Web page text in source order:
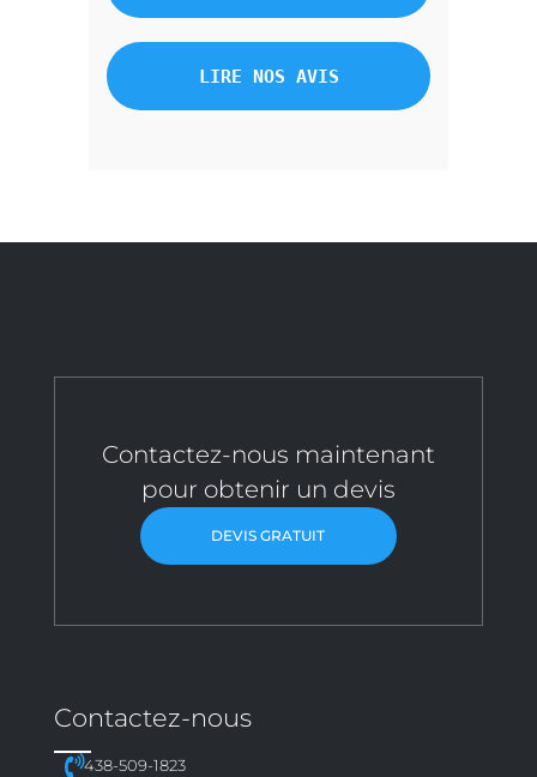
LIRE NOS AVIS
Contactez-nous maintenant
pour obtenir un devis
DEVIS GRATUIT
Contactez-nous
438-509-1823